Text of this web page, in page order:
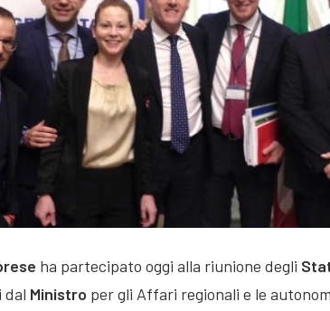
ha partecipato oggi alla riunione degli
dal Ministro per gli Affari regionali e le